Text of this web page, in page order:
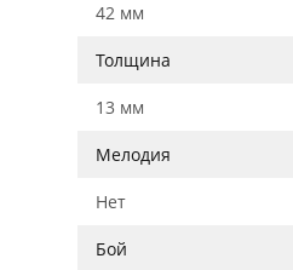
42 мм
Толщина
13 мм
Мелодия
Нет
Бой